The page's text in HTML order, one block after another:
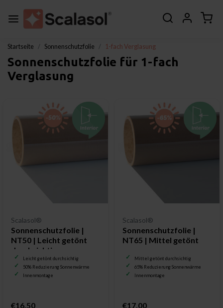
Startseite Sonnenschutzfolie 1-fach Verglasung
Sonnenschutzfolie für 1-fach
Verglasung
Scalasol®
Sonnenschutzfolie |
NT50 | Leicht getönt
durchsichtig
Leicht getönt durchsichtig
50% Reduzierung Sonnenwärme
Innenmontage
€16,50
Scalasol®
Sonnenschutzfolie |
NT65 | Mittel getönt
Mittel getönt durchsichtig
65% Reduzierung Sonnenwärme
Innenmontage
€17,00